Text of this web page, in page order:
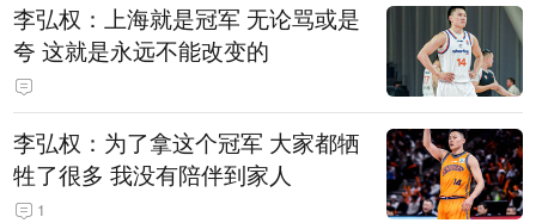
李弘权：上海就是冠军 无论骂或是
夸 这就是永远不能改变的
李弘权：为了拿这个冠军 大家都牺
牲了很多 我没有陪伴到家人
1